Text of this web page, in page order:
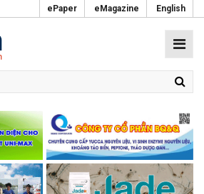
ePaper eMagazine English